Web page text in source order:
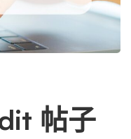
帖子